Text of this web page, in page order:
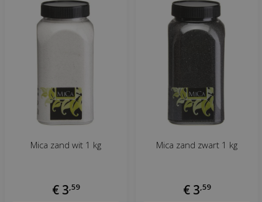
Mica zand wit 1 kg
€ 3,59
Mica zand zwart 1 kg
€ 3,59